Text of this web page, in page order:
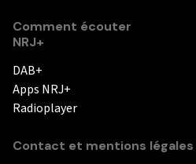
Comment écouter
NRJ+
DAB+
Apps NRJ+
Radioplayer
Contact et mentions légales